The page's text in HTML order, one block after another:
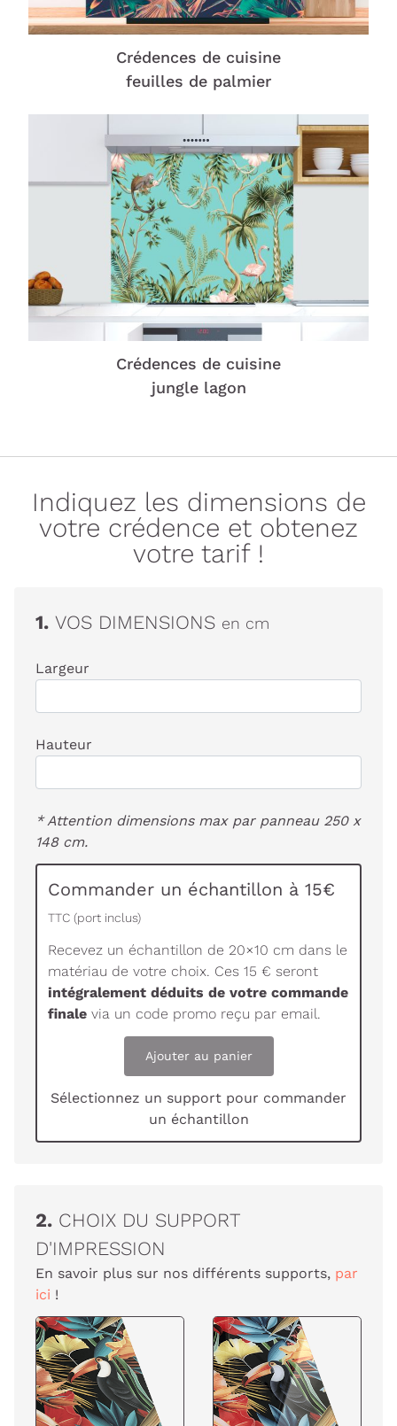
Crédences de cuisine
feuilles de palmier
Crédences de cuisine
jungle lagon
Indiquez les dimensions de
votre crédence et obtenez
votre tarif !
1. VOS DIMENSIONS en cm
Largeur
Hauteur
* Attention dimensions max par panneau 250 x
148 cm.
Commander un échantillon à 15€
TTC (port inclus)
Recevez un échantillon de 20×10 cm dans le
matériau de votre choix. Ces 15 € seront
intégralement déduits de votre commande
finale via un code promo reçu par email.
Ajouter au panier
Sélectionnez un support pour commander
un échantillon
2. CHOIX DU SUPPORT
D'IMPRESSION
En savoir plus sur nos différents supports, par
ici !